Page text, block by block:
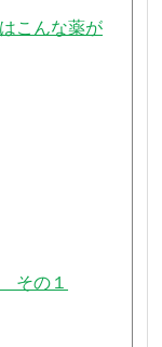
こんな薬が
の１